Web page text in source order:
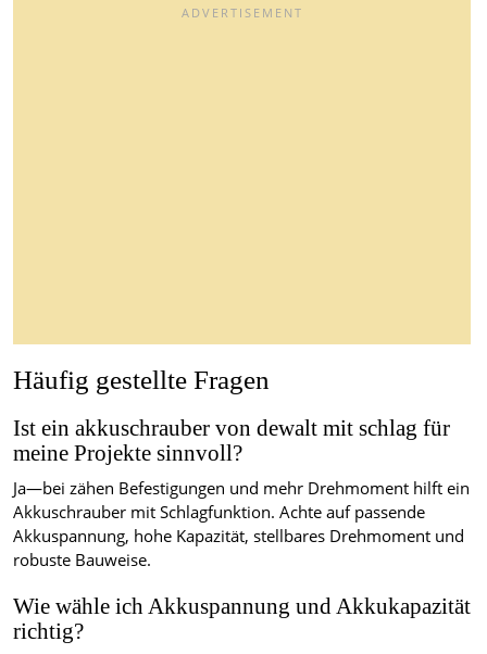
Häufig gestellte Fragen
Ist ein akkuschrauber von dewalt mit schlag für
meine Projekte sinnvoll?
Ja—bei zähen Befestigungen und mehr Drehmoment hilft ein
Akkuschrauber mit Schlagfunktion. Achte auf passende
Akkuspannung, hohe Kapazität, stellbares Drehmoment und
robuste Bauweise.
Wie wähle ich Akkuspannung und Akkukapazität
richtig?